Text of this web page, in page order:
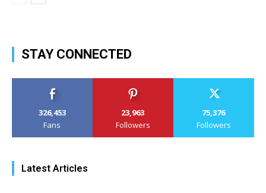
STAY CONNECTED
326,453
Fans
23,963
Followers
75,376
Followers
Latest Articles